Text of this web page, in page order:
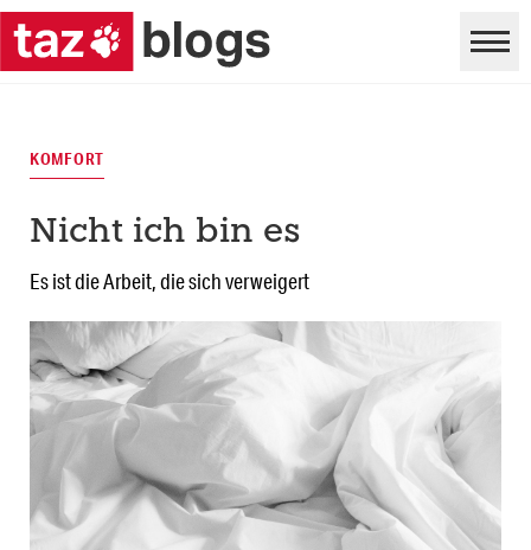
KOMFORT
Nicht ich bin es
Es ist die Arbeit, die sich verweigert